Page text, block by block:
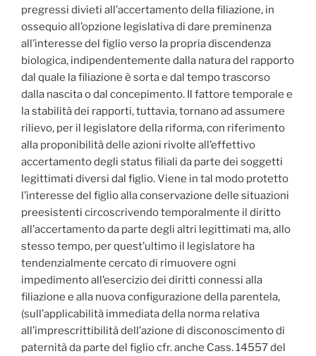
pregressi divieti all’accertamento della filiazione, in
ossequio all’opzione legislativa di dare preminenza
all’interesse del figlio verso la propria discendenza
biologica, indipendentemente dalla natura del rapporto
dal quale la filiazione è sorta e dal tempo trascorso
dalla nascita o dal concepimento. Il fattore temporale e
la stabilità dei rapporti, tuttavia, tornano ad assumere
rilievo, per il legislatore della riforma, con riferimento
alla proponibilità delle azioni rivolte all’effettivo
accertamento degli status filiali da parte dei soggetti
legittimati diversi dal figlio. Viene in tal modo protetto
l’interesse del figlio alla conservazione delle situazioni
preesistenti circoscrivendo temporalmente il diritto
all’accertamento da parte degli altri legittimati ma, allo
stesso tempo, per quest’ultimo il legislatore ha
tendenzialmente cercato di rimuovere ogni
impedimento all’esercizio dei diritti connessi alla
filiazione e alla nuova configurazione della parentela,
(sull’applicabilità immediata della norma relativa
all’imprescrittibilità dell’azione di disconoscimento di
paternità da parte del figlio cfr. anche Cass. 14557 del